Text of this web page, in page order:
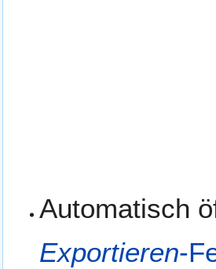
Automatisch
Exportieren-